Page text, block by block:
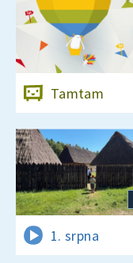
Tamtam
1. srpna